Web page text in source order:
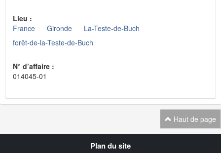
Lieu :
France
Gironde
La-Teste-de-Buch
forêt-de-la-Teste-de-Buch
N° d’affaire :
014045-01
Haut de page
Plan du site